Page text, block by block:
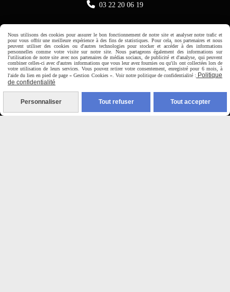
 03 22 20 06 19
Horaire d'ouverture:
Du Mardi au Samedi de
9H00 - 12H30 / 14H00-18H30

Nous utilisons des cookies pour assurer le bon fonctionnement de notre site et analyser notre trafic et
pour vous offrir une meilleure expérience à des fins de statistiques. Pour cela, nos partenaires et nous
peuvent utiliser des cookies ou d'autres technologies pour stocker et accéder à des informations
personnelles comme votre visite sur notre site. Nous partageons également des informations sur
l'utilisation de notre site avec nos partenaires de médias sociaux, de publicité et d'analyse, qui peuvent
combiner celles-ci avec d'autres informations que vous leur avez fournies ou qu'ils ont collectées lors de
votre utilisation de leurs services. Vous pouvez retirer votre consentement, enregistré pour 6 mois, à
l'aide du lien en pied de page « Gestion Cookies ». Voir notre politique de confidentialité : Politique
de confidentialité
Personnaliser Tout refuser Tout accepter